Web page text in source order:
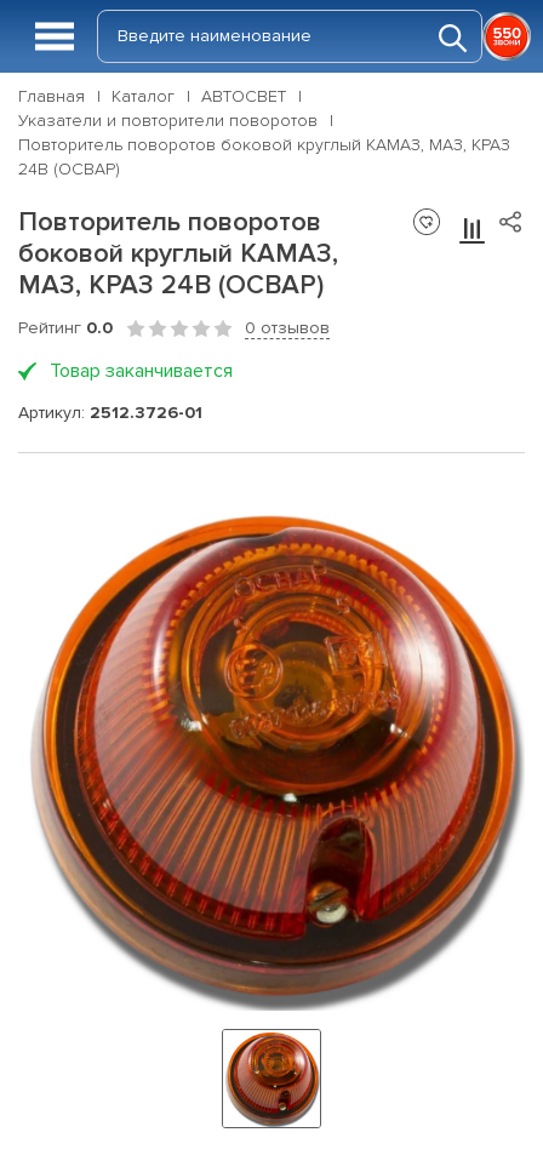
Главная Каталог
АВТОСВЕТ
Указатели и повторители поворотов
Повторитель поворотов боковой круглый КАМАЗ, МАЗ, КРАЗ
24В (ОСВАР)
Повторитель поворотов
боковой круглый КАМАЗ,
МАЗ, КРАЗ 24В (ОСВАР)
Рейтинг 0.0 0 отзывов
Товар заканчивается
Артикул: 2512.3726-01